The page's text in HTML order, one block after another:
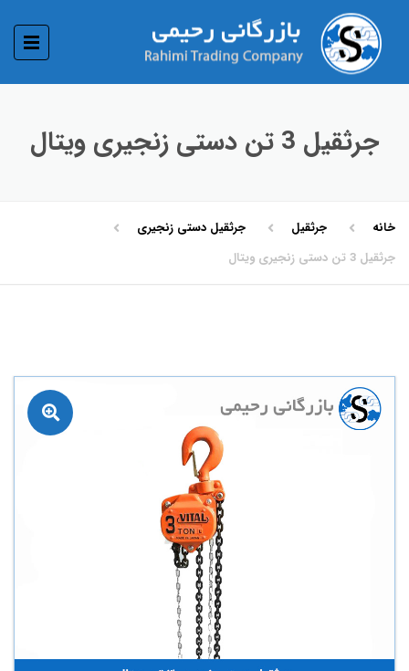
جرثقیل 3 تن دستی زنجیری ویتال
خانه جرثقیل
جرثقیل دستی زنجیری
جرثقیل 3 تن دستی زنجیری ویتال